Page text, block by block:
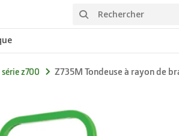
Rechercher
série z700 Z735M Tondeuse à rayon de